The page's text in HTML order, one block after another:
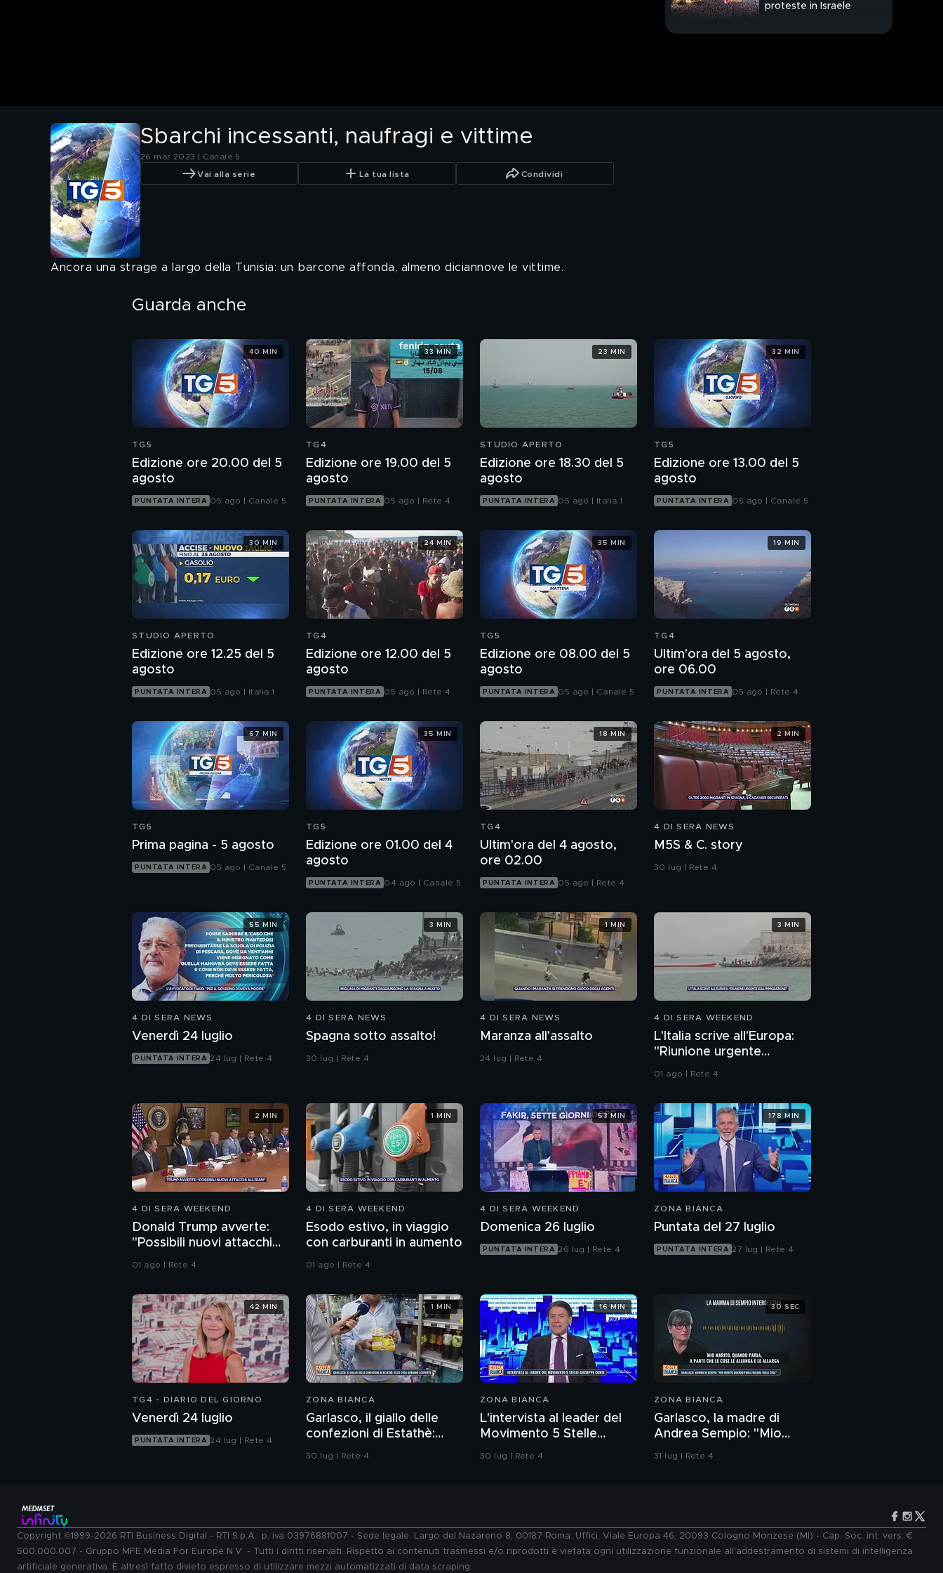
proteste in Israele
Sbarchi incessanti, naufragi e vittime
26 mar 2023 | Canale 5
Vai alla serie La tua lista Condividi
Ancora una strage a largo della Tunisia: un barcone affonda, almeno diciannove le vittime.
Guarda anche
TG5
Edizione ore 20.00 del 5
agosto
PUNTATA INTERA 05 ago | Canale 5
40 MIN
TG4
Edizione ore 19.00 del 5
agosto
PUNTATA INTERA 05 ago | Rete 4
33 MIN
STUDIO APERTO
Edizione ore 18.30 del 5
agosto
PUNTATA INTERA 05 ago | Italia 1
23 MIN
TG5
Edizione ore 13.00 del 5
agosto
PUNTATA INTERA 05 ago | Canale 5
32 MIN
STUDIO APERTO
Edizione ore 12.25 del 5
agosto
PUNTATA INTERA 05 ago | Italia 1
30 MIN
TG4
Edizione ore 12.00 del 5
agosto
PUNTATA INTERA 05 ago | Rete 4
24 MIN
TG5
Edizione ore 08.00 del 5
agosto
PUNTATA INTERA 05 ago | Canale 5
35 MIN
TG4
Ultim'ora del 5 agosto,
ore 06.00
PUNTATA INTERA 05 ago | Rete 4
19 MIN
TG5
Prima pagina - 5 agosto
PUNTATA INTERA 05 ago | Canale 5
67 MIN
TG5
Edizione ore 01.00 del 4
agosto
PUNTATA INTERA 04 ago | Canale 5
35 MIN
TG4
Ultim'ora del 4 agosto,
ore 02.00
PUNTATA INTERA 05 ago | Rete 4
18 MIN
4 DI SERA NEWS
M5S & C. story
30 lug | Rete 4
2 MIN
4 DI SERA NEWS
Venerdì 24 luglio
PUNTATA INTERA 24 lug | Rete 4
55 MIN
4 DI SERA NEWS
Spagna sotto assalto!
30 lug | Rete 4
3 MIN
4 DI SERA NEWS
Maranza all'assalto
24 lug | Rete 4
1 MIN
4 DI SERA WEEKEND
L'Italia scrive all'Europa:
"Riunione urgente
sull'immigrazione"
01 ago | Rete 4
3 MIN
4 DI SERA WEEKEND
Donald Trump avverte:
"Possibili nuovi attacchi
all'Iran"
01 ago | Rete 4
2 MIN
4 DI SERA WEEKEND
Esodo estivo, in viaggio
con carburanti in aumento
01 ago | Rete 4
1 MIN
4 DI SERA WEEKEND
Domenica 26 luglio
PUNTATA INTERA 26 lug | Rete 4
53 MIN
ZONA BIANCA
Puntata del 27 luglio
PUNTATA INTERA 27 lug | Rete 4
178 MIN
TG4 - DIARIO DEL GIORNO
Venerdì 24 luglio
PUNTATA INTERA 24 lug | Rete 4
42 MIN
ZONA BIANCA
Garlasco, il giallo delle
confezioni di Estathè:
ecco cosa abbiamo
30 lug | Rete 4
1 MIN
ZONA BIANCA
L'intervista al leader del
Movimento 5 Stelle
Giuseppe Conte
30 lug | Rete 4
16 MIN
ZONA BIANCA
Garlasco, la madre di
Andrea Sempio: "Mio
marito quando parla
31 lug | Rete 4
30 SEC
Copyright ©1999-2026 RTI Business Digital - RTI S.p.A.: p. iva 03976881007 - Sede legale: Largo del Nazareno 8, 00187 Roma. Uffici: Viale Europa 46, 20093 Cologno Monzese (MI) - Cap. Soc. int. vers. €
500.000.007 - Gruppo MFE Media For Europe N.V. - Tutti i diritti riservati. Rispetto ai contenuti trasmessi e/o riprodotti è vietata ogni utilizzazione funzionale all'addestramento di sistemi di intelligenza
artificiale generativa. È altresì fatto divieto espresso di utilizzare mezzi automatizzati di data scraping.